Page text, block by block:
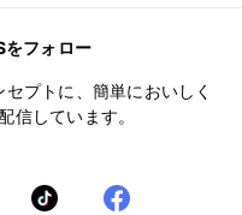
をフォロー
プトに、簡単においしく
信しています。